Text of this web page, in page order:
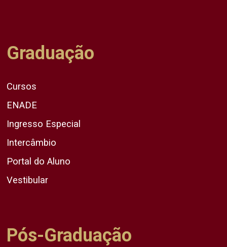
Graduação
Cursos
ENADE
Ingresso Especial
Intercâmbio
Portal do Aluno
Vestibular
Pós-Graduação